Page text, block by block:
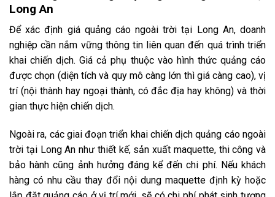
Long An
Để xác định giá quảng cáo ngoài trời tại Long An, doanh
nghiệp cần nắm vững thông tin liên quan đến quá trình triển
khai chiến dịch. Giá cả phụ thuộc vào hình thức quảng cáo
được chọn (diện tích và quy mô càng lớn thì giá càng cao), vị
trí (nội thành hay ngoại thành, có đắc địa hay không) và thời
gian thực hiện chiến dịch.
Ngoài ra, các giai đoạn triển khai chiến dịch quảng cáo ngoài
trời tại Long An như thiết kế, sản xuất maquette, thi công và
bảo hành cũng ảnh hưởng đáng kể đến chi phí. Nếu khách
hàng có nhu cầu thay đổi nội dung maquette định kỳ hoặc